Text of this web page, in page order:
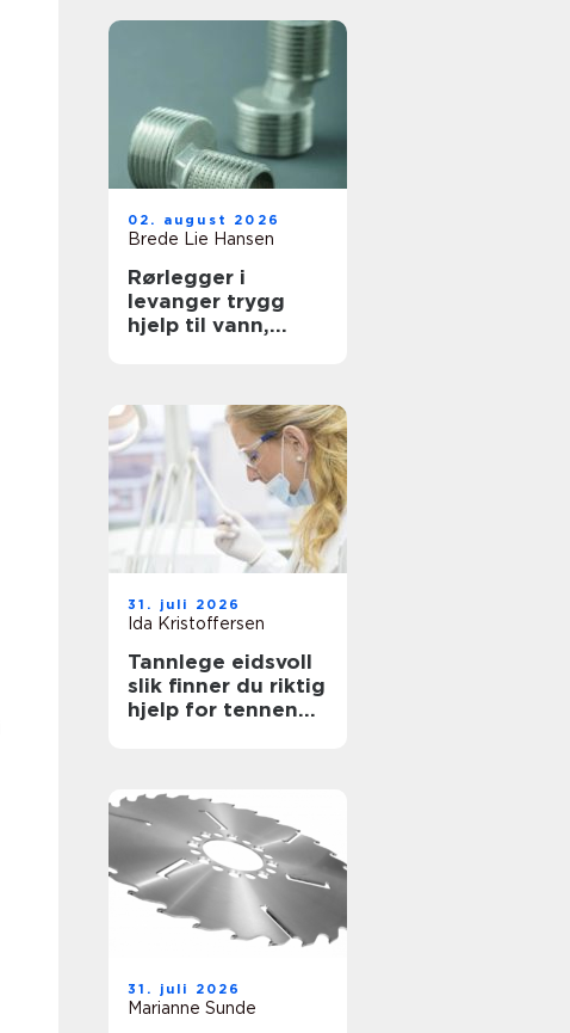
02. august 2026
Brede Lie Hansen
Rørlegger i
levanger trygg
hjelp til vann,
31. juli 2026
Ida Kristoffersen
Tannlege eidsvoll
slik finner du riktig
hjelp for tennene
31. juli 2026
Marianne Sunde